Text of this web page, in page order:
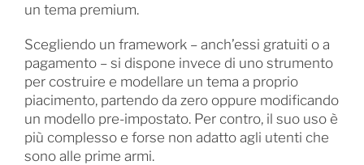
un tema premium.
Scegliendo un framework – anch’essi gratuiti o a
pagamento – si dispone invece di uno strumento
per costruire e modellare un tema a proprio
piacimento, partendo da zero oppure modificando
un modello pre-impostato. Per contro, il suo uso è
più complesso e forse non adatto agli utenti che
sono alle prime armi.